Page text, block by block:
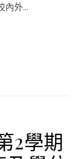
內外...
2學期